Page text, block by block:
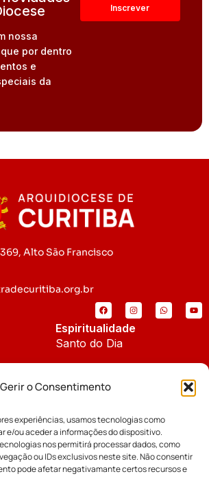
Gerir o Consentimento
experiências, usamos tecnologias como
e/ou aceder a informações do dispositivo.
nos permitirá processar dados, como
ou IDs exclusivos neste site. Não consentir
pode afetar negativamante certos recursos e
nossa
por dentro
e
da
Alto São Francisco
Espiritualidade
Santo do Dia
Cúria Diocesana
Fundo Diocesano